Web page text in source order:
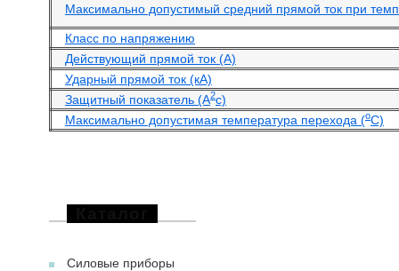
Максимально допустимый средний прямой ток при
Класс по напряжению
Действующий прямой ток (А)
Ударный прямой ток (кА)
Защитный показатель (А2с)
Максимально допустимая температура перехода (oС)
Силовые приборы